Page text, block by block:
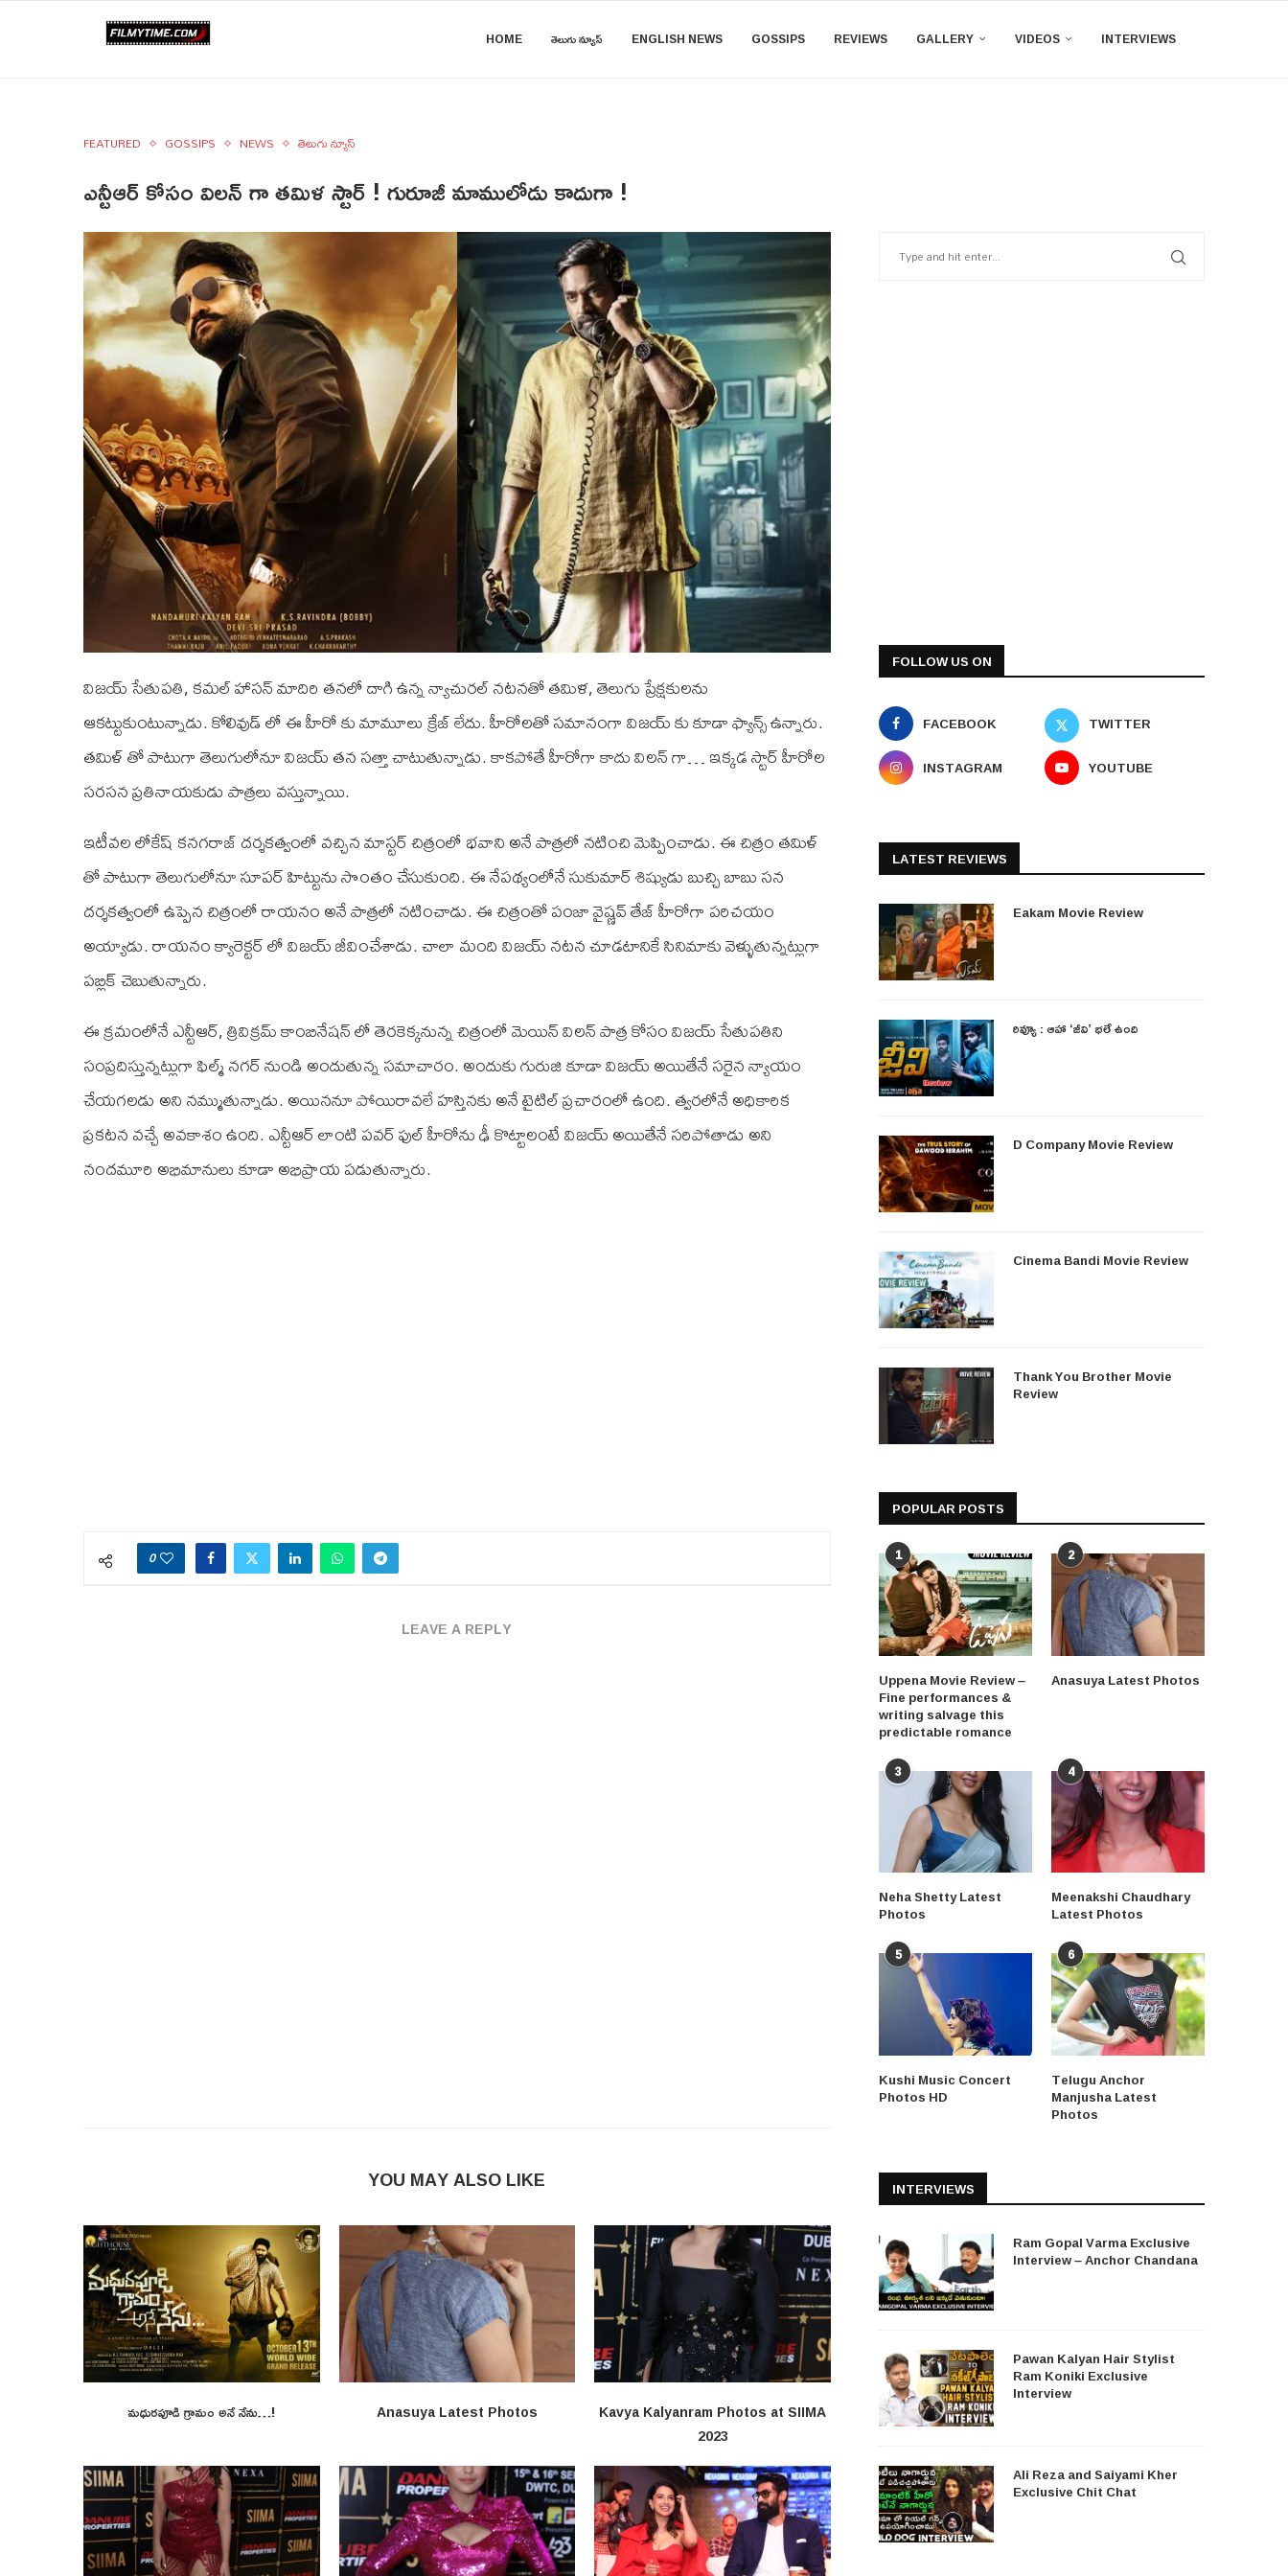
HOME తెలుగు న్యూస్ ENGLISH NEWS GOSSIPS REVIEWS GALLERY VIDEOS INTERVIEWS
FEATURED GOSSIPS NEWS తెలుగు న్యూస్
ఎన్టీఆర్ కోసం విలన్ గా తమిళ స్టార్ ! గురూజీ మాములోడు కాదుగా !
విజయ్ సేతుపతి, కమల్ హాసన్ మాదిరి తనలో దాగి ఉన్న న్యాచురల్ నటనతో తమిళ, తెలుగు ప్రేక్షకులను
ఆకట్టుకుంటున్నాడు. కోలివుడ్ లో ఈ హీరో కు మామూలు క్రేజ్ లేదు. హీరోలతో సమానంగా విజయ్ కు కూడా ఫ్యాన్స్ ఉన్నారు.
తమిళ్ తో పాటుగా తెలుగులోనూ విజయ్ తన సత్తా చాటుతున్నాడు. కాకపోతే హీరోగా కాదు విలన్ గా… ఇక్కడ స్టార్ హీరోల
సరసన ప్రతినాయకుడు పాత్రలు వస్తున్నాయి.
ఇటీవల లోకేష్ కనగరాజ్ దర్శకత్వంలో వచ్చిన మాస్టర్ చిత్రంలో భవాని అనే పాత్రలో నటించి మెప్పించాడు. ఈ చిత్రం తమిళ్
తో పాటుగా తెలుగులోనూ సూపర్ హిట్టును సొంతం చేసుకుంది. ఈ నేపథ్యంలోనే సుకుమార్ శిష్యుడు బుచ్చి బాబు సన
దర్శకత్వంలో ఉప్పెన చిత్రంలో రాయనం అనే పాత్రలో నటించాడు. ఈ చిత్రంతో పంజా వైష్ణవ్ తేజ్ హీరోగా పరిచయం
అయ్యాడు. రాయనం క్యారెక్టర్ లో విజయ్ జీవించేశాడు. చాలా మంది విజయ్ నటన చూడటానికే సినిమాకు వెళ్ళుతున్నట్లుగా
పబ్లిక్ చెబుతున్నారు.
ఈ క్రమంలోనే ఎన్టీఆర్, త్రివిక్రమ్ కాంబినేషన్ లో తెరకెక్కనున్న చిత్రంలో మెయిన్ విలన్ పాత్ర కోసం విజయ్ సేతుపతిని
సంప్రదిస్తున్నట్లుగా ఫిల్మ్ నగర్ నుండి అందుతున్న సమాచారం. అందుకు గురుజి కూడా విజయ్ అయితేనే సరైన న్యాయం
చేయగలడు అని నమ్ముతున్నాడు. అయిననూ పోయిరావలే హస్తినకు అనే టైటిల్ ప్రచారంలో ఉంది. త్వరలోనే అధికారిక
ప్రకటన వచ్చే అవకాశం ఉంది. ఎన్టీఆర్ లాంటి పవర్ ఫుల్ హీరోను ఢీ కొట్టాలంటే విజయ్ అయితేనే సరిపోతాడు అని
నందమూరి అభిమానులు కూడా అభిప్రాయ పడుతున్నారు.
0
LEAVE A REPLY
YOU MAY ALSO LIKE
మధురపూడి గ్రామం అనే నేను…! Anasuya Latest Photos
Kavya Kalyanram Photos at SIIMA
2023
FOLLOW US ON
FACEBOOK
TWITTER
INSTAGRAM
YOUTUBE
LATEST REVIEWS
Eakam Movie Review
రివ్యూ : ఆహా ‘జీవి’ భలే ఉంది
D Company Movie Review
Cinema Bandi Movie Review
Thank You Brother Movie
Review
POPULAR POSTS
1
Uppena Movie Review –
Fine performances &
writing salvage this
predictable romance
2
Anasuya Latest Photos
3
Neha Shetty Latest
Photos
4
Meenakshi Chaudhary
Latest Photos
5
Kushi Music Concert
Photos HD
6
Telugu Anchor
Manjusha Latest
Photos
INTERVIEWS
Ram Gopal Varma Exclusive
Interview – Anchor Chandana
Pawan Kalyan Hair Stylist
Ram Koniki Exclusive
Interview
Ali Reza and Saiyami Kher
Exclusive Chit Chat